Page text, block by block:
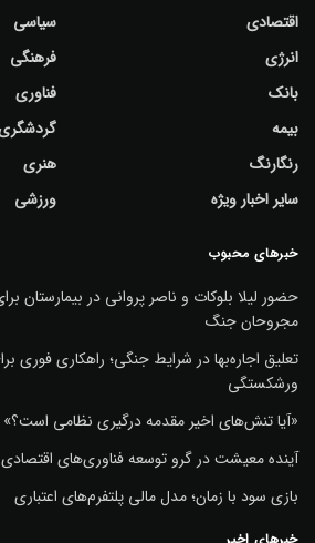
اقتصادی
انرژی
بانک
بیمه
رنگارنگ
سایر اخبار ویژه
سیاسی
فرهنگی
فناوری
هنری
ورزشی
خبرهای محبوب
حضور لیلا بلوکات و ناصر پروانی در بیمارستان
مجروحان جنگ
تعلیق اجاره‌بها در شرایط جنگی؛ راهکاری فوری
ورشکستگی
«آیا تنش‌های اخیر مقدمه درگیری نظامی است؟»
آینده معیشت در گرو توسعه فناوری‌های اقتصادی
بازی سود با زمان؛ مدل مالی پلتفرم‌های اعتباری
خبرهای اخیر